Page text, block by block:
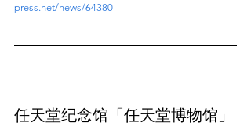
press.net/news/64380
任天堂纪念馆「任天堂博物馆」